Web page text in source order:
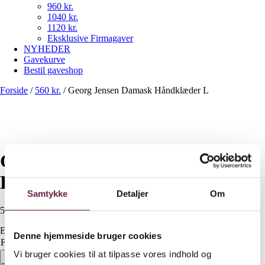
Samtykke Detaljer Om
Denne hjemmeside bruger cookies
Vi bruger cookies til at tilpasse vores indhold og
960 kr.
1040 kr.
1120 kr.
Eksklusive Firmagaver
NYHEDER
Gavekurve
Bestil gaveshop
Forside / 560 kr. /Georg Jensen Damask Håndklæder L
Georg Jensen Damask
Håndklæder L
560,00DKK
Ekskl. moms
Farve
Ryd
Georg Jensen Damask Håndklæder L antal